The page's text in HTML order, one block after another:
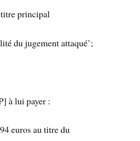
titre principal
du jugement attaqué’;
à lui payer :
euros au titre du